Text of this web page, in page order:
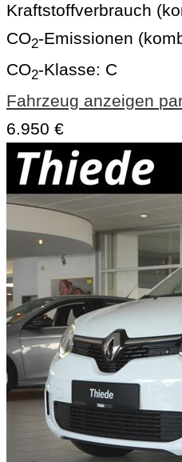
Kraftstoffverbrauch
CO2-Emissionen
CO2-Klasse: C
Fahrzeug anzeigen
6.950 €